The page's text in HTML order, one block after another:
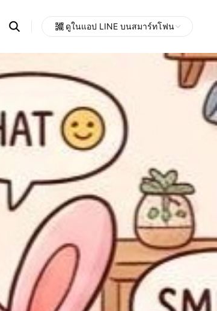
Search
OpenChats
messages
search
ดูในแอป LINE บนสมาร์ทโฟน